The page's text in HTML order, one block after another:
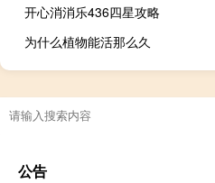
开心消消乐436四星攻略
为什么植物能活那么久
公告